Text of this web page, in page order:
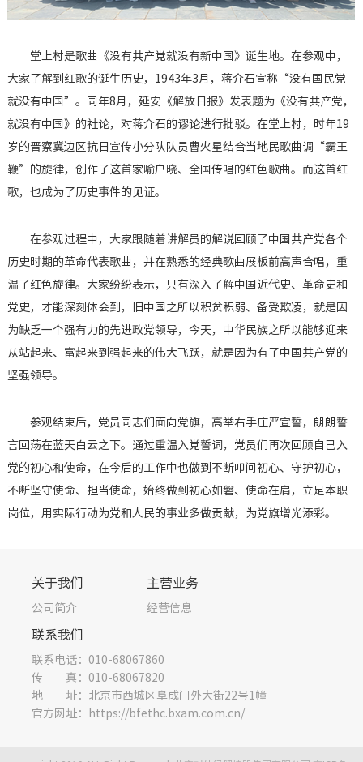
堂上村是歌曲《没有共产党就没有新中国》诞生地。在参观中，
大家了解到红歌的诞生历史，1943年3月，蒋介石宣称“没有国民党
就没有中国”。同年8月，延安《解放日报》发表题为《没有共产党，
就没有中国》的社论，对蒋介石的谬论进行批驳。在堂上村，时年19
岁的晋察冀边区抗日宣传小分队队员曹火星结合当地民歌曲调“霸王
鞭”的旋律，创作了这首家喻户晓、全国传唱的红色歌曲。而这首红
歌，也成为了历史事件的见证。
在参观过程中，大家跟随着讲解员的解说回顾了中国共产党各个
历史时期的革命代表歌曲，并在熟悉的经典歌曲展板前高声合唱，重
温了红色旋律。大家纷纷表示，只有深入了解中国近代史、革命史和
党史，才能深刻体会到，旧中国之所以积贫积弱、备受欺凌，就是因
为缺乏一个强有力的先进政党领导，今天，中华民族之所以能够迎来
从站起来、富起来到强起来的伟大飞跃，就是因为有了中国共产党的
坚强领导。
参观结束后，党员同志们面向党旗，高举右手庄严宣誓，朗朗誓
言回荡在蓝天白云之下。通过重温入党誓词，党员们再次回顾自己入
党的初心和使命，在今后的工作中也做到不断叩问初心、守护初心，
不断坚守使命、担当使命，始终做到初心如磐、使命在肩，立足本职
岗位，用实际行动为党和人民的事业多做贡献，为党旗增光添彩。
关于我们
公司简介
主营业务
经营信息
联系我们
联系电话：010-68067860
传 真：010-68067820
地 址：北京市西城区阜成门外大街22号1幢
官方网址：https://bfethc.bxam.com.cn/